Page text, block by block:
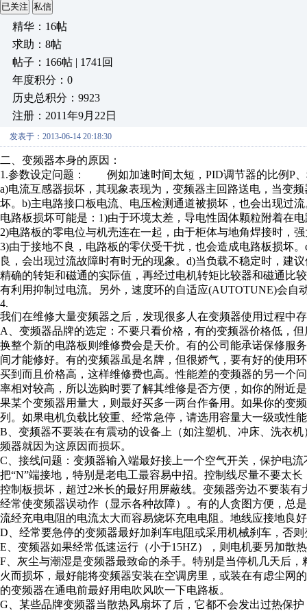
已关注 私信
精华：16帖
求助：8帖
帖子：166帖 | 1741回
年度积分：0
历史总积分：9923
注册：2011年9月22日
发表于：2013-06-14 20:18:30
二、变频器本身的原因：
1.参数设定问题： 例如加速时间太短，PID调节器的比例P
a)电流互感器损坏，其现象表现为，变频器主回路送电，当变
坏。b)主电路接口板电流、电压检测通道被损坏，也会出现过流
电路板损坏可能是：1)由于环境太差，导电性固体颗粒附着在
2)电路板的零电位与机壳连在一起，由于柜体与地角焊接时，
3)由于接地不良，电路板的零伏受干扰，也会造成电路板损坏
良，会出现过流故障时有时无的现象。d)当负载不稳定时，建
精确的转矩和磁通的实际值，再经过电机转矩比较器和磁通比
有利用抑制过电流。另外，速度环的自适应(AUTOTUNE)会自
4.
我们在维修大量变频器之后，发现很多人在变频器使用过程中
A、变频器品牌的选定：不要只看价格，有的变频器价格低，
换整个新的电路板则维修费会是天价。有的公司能承诺保修服
间才能修好。有的变频器虽是名牌，但很娇气，要有好的使用
买到而且价格高，这样维修费也高。性能差的变频器的另一个
率相对较高，所以选购时要了解其维修是否方便，如你的附近
果某个变频器用量大，则最好买多一两台作备用。如果你的变
列。如果电机负载比较重、经常急停，请选用容量大一级或性
B、变频器不要装在有震动的设备上（如注塑机、冲床、洗衣
频器就因为这原因而损坏。
C、接线问题：变频器输入端最好接上一个空气开关，保护电
把“N”端接地，特别是老电工最容易中招。控制线尽量不要太
控制板损坏，超过2米长的最好用屏蔽线。变频器旁边不要装
经常使变频器误动作（显示各种故障）。有的人贪图方便，总
流经充电电阻的电流太大而容易烧坏充电电阻。地线应接地良
D、经常要急停的变频器最好加刹车电阻或采用机械刹车，否
E、变频器如果经常低速运行（小于15HZ），则电机要另加散
F、灰尘与潮湿是变频器最致命的杀手。特别是当停机几天后
火而损坏，最好能将变频器安装在空调房里，或装在有虑尘网
的变频器在通电前最好用电吹风吹一下电路板。
G、某些品牌变频器当散热风扇坏了后，它都不会发出过热保